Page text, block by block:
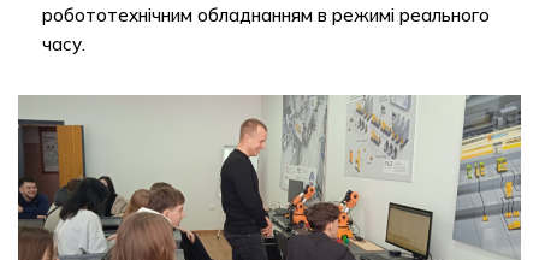
робототехнічним обладнанням в режимі реального
часу.